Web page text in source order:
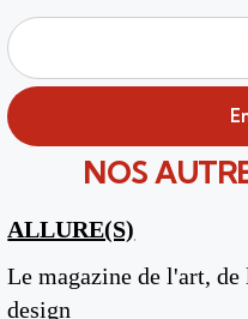
NOS
ALLURE(S)
Le magazine de l'art,
design